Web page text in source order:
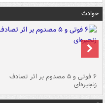
حوادث
۶ فوتی و ۵ مصدوم بر اثر تصادف
زنجیره‌ای